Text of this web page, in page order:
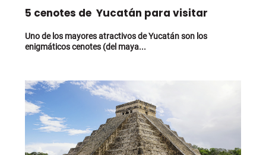
5 cenotes de Yucatán para visitar
Uno de los mayores atractivos de Yucatán son los
enigmáticos cenotes (del maya...